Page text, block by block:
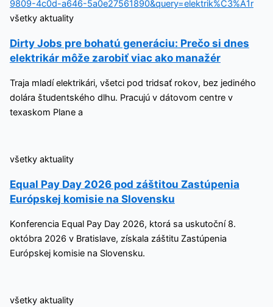
všetky aktuality
Dirty Jobs pre bohatú generáciu: Prečo si dnes
elektrikár môže zarobiť viac ako manažér
Traja mladí elektrikári, všetci pod tridsať rokov, bez jediného
dolára študentského dlhu. Pracujú v dátovom centre v
texaskom Plane a
všetky aktuality
Equal Pay Day 2026 pod záštitou Zastúpenia
Európskej komisie na Slovensku
Konferencia Equal Pay Day 2026, ktorá sa uskutoční 8.
októbra 2026 v Bratislave, získala záštitu Zastúpenia
Európskej komisie na Slovensku.
všetky aktuality